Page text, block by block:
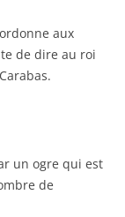
aux
de dire au roi
un ogre qui est
de